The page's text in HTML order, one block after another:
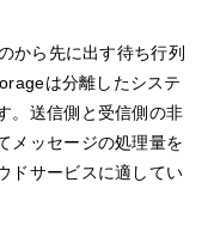
から先に出す待ち行列
は分離したシステ
。送信側と受信側の非
メッセージの処理量を
ドサービスに適してい